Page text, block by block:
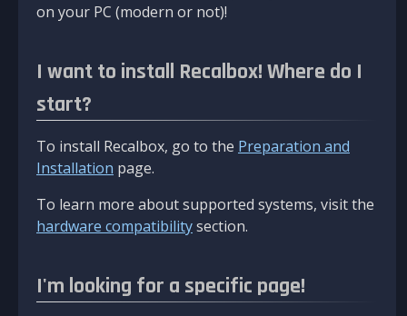
on your PC (modern or not)!
I want to install Recalbox! Where do I
start?
To install Recalbox, go to the Preparation and
Installation page.
To learn more about supported systems, visit the
hardware compatibilitysection.
I'm looking for a specific page!